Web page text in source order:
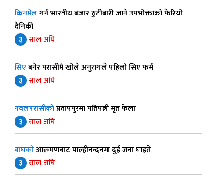
किनमेलगर्न भारतीय बजार ठुटीबारी जाने उपभोक्ताको फेरियो
दैनिकी
३ साल अघि
सिएबनेर परासीमै खोले अनुरागले पहिलो सिए फर्म
३ साल अघि
नवलपरासीकोप्रतापपुरमा पतिपत्नी मृत फेला
३ साल अघि
बाघकोआक्रमणबाट पाल्हीनन्दनमा दुई जना घाइते
३ साल अघि